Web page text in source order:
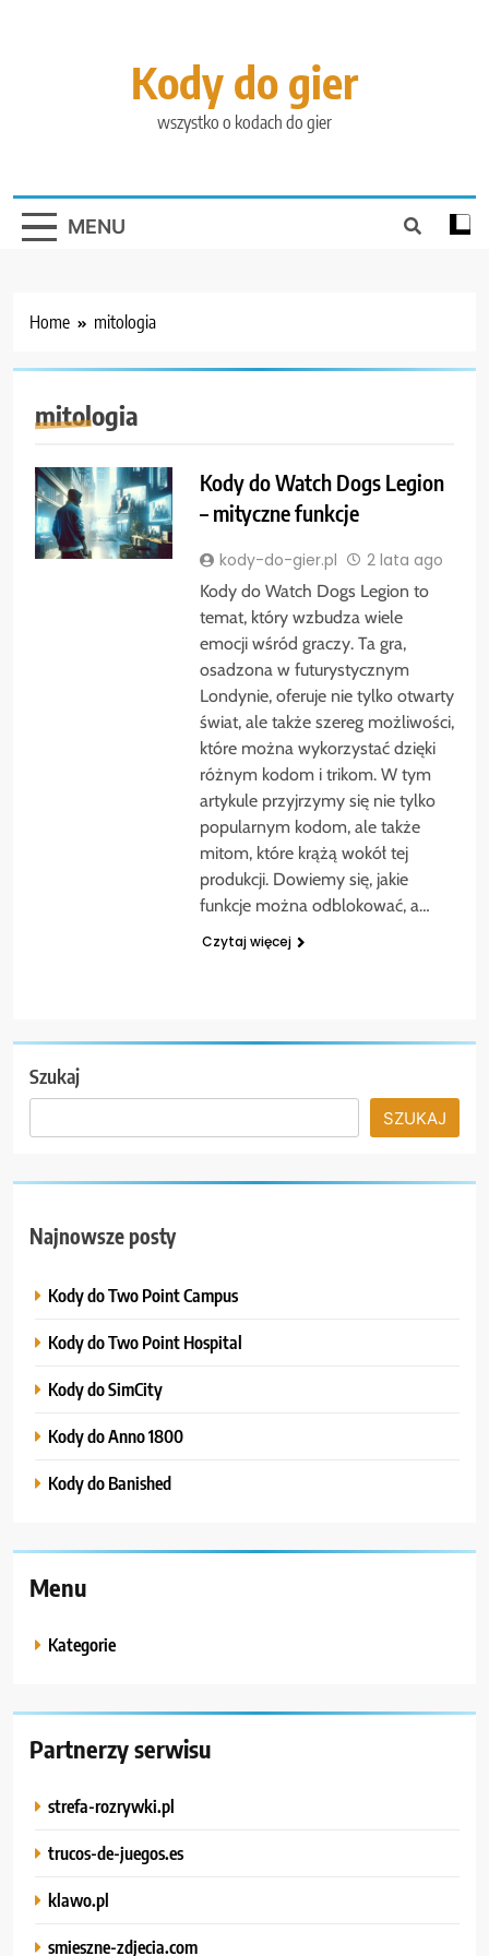
Kody do gier
wszystko o kodach do gier
MENU
Home mitologia
mitologia
Kody do Watch Dogs Legion
– mityczne funkcje
kody-do-gier.pl 2 lata ago
Kody do Watch Dogs Legion to
temat, który wzbudza wiele
emocji wśród graczy. Ta gra,
osadzona w futurystycznym
Londynie, oferuje nie tylko otwarty
świat, ale także szereg możliwości,
które można wykorzystać dzięki
różnym kodom i trikom. W tym
artykule przyjrzymy się nie tylko
popularnym kodom, ale także
mitom, które krążą wokół tej
produkcji. Dowiemy się, jakie
funkcje można odblokować, a…
Czytaj więcej
Szukaj
SZUKAJ
Najnowsze posty
Kody do Two Point Campus
Kody do Two Point Hospital
Kody do SimCity
Kody do Anno 1800
Kody do Banished
Menu
Kategorie
Partnerzy serwisu
strefa-rozrywki.pl
trucos-de-juegos.es
klawo.pl
smieszne-zdjecia.com